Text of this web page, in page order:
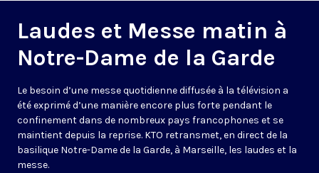
Laudes et Messe matin à
Notre-Dame de la Garde
Le besoin d’une messe quotidienne diffusée à la télévision a
été exprimé d’une manière encore plus forte pendant le
confinement dans de nombreux pays francophones et se
maintient depuis la reprise. KTO retransmet, en direct de la
basilique Notre-Dame de la Garde, à Marseille, les laudes et la
messe.